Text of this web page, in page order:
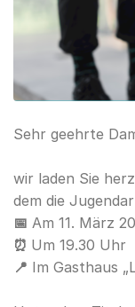
Sehr geehrte
wir laden Sie
dem die
📅 Am 11. März
⏰ Um 19.30 Uhr
📍 Im Gasthaus